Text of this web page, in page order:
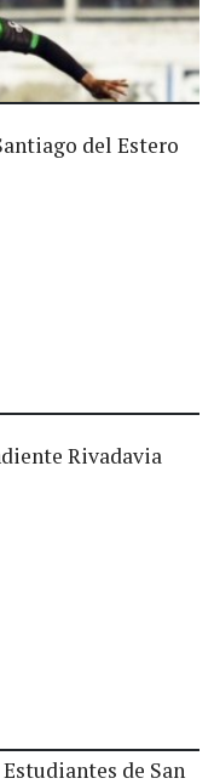
del Estero
Rivadavia
de San